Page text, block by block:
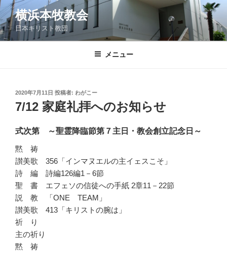
コ
ン
テ
ン
横浜本牧教会
日本キリスト教団
メニュー
投
稿
日:
2020年7月11日 投稿者: わがこー
7/12 家庭礼拝へのお知らせ
式次第 ～聖霊降臨節第７主日・教会創立記念日～
黙 祷
讃美歌 356「インマヌエルの主イェスこそ」
詩 編 詩編126編1－6節
聖 書 エフェソの信徒への手紙 2章11－22節
説 教 「ONE TEAM」
讃美歌 413「キリストの腕は」
祈 り
主の祈り
黙 祷